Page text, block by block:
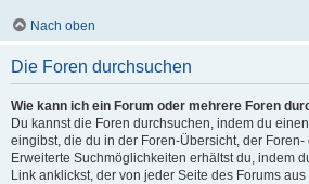
Nach oben
Die Foren durchsuchen
Wie kann ich ein Forum oder mehrere Foren
Du kannst die Foren durchsuchen, indem du
eingibst, die du in der Foren-Übersicht, der Foren-
Erweiterte Suchmöglichkeiten erhältst du, indem
Link anklickst, der von jeder Seite des Forums aus